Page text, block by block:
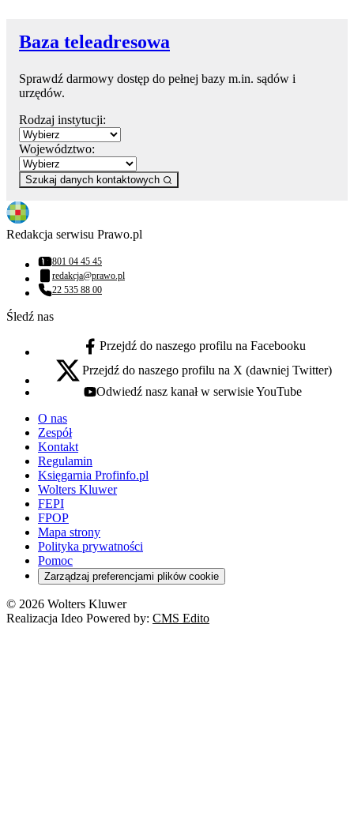
Baza teleadresowa
Sprawdź darmowy dostęp do pełnej bazy m.in. sądów i
urzędów.
Rodzaj instytucji:
Województwo:
Szukaj danych kontaktowych
Redakcja serwisu Prawo.pl
Numer telefonu:
801 04 45 45
Adres email:
redakcja@prawo.pl
Numer telefonu:
22 535 88 00
Śledź nas
facebook - otwiera się w nowej karcie
Przejdź do naszego profilu na Facebooku
x - otwiera się w nowej karcie
Przejdź do naszego profilu na X (dawniej Twitter)
youtube - otwiera się w nowej karcie
Odwiedź nasz kanał w serwisie YouTube
O nas
Zespół
Kontakt
Regulamin
Księgarnia Profinfo.pl
Wolters Kluwer
FEPI
FPOP
Mapa strony
Polityka prywatności
Pomoc
Zarządzaj preferencjami plików cookie
© 2026 Wolters Kluwer
Realizacja Ideo Powered by: CMS Edito